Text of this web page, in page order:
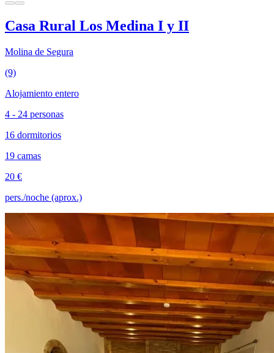
Casa Rural Los Medina I y II
Molina de Segura
(9)
Alojamiento entero
4 - 24 personas
16 dormitorios
19 camas
20 €
pers./noche (aprox.)